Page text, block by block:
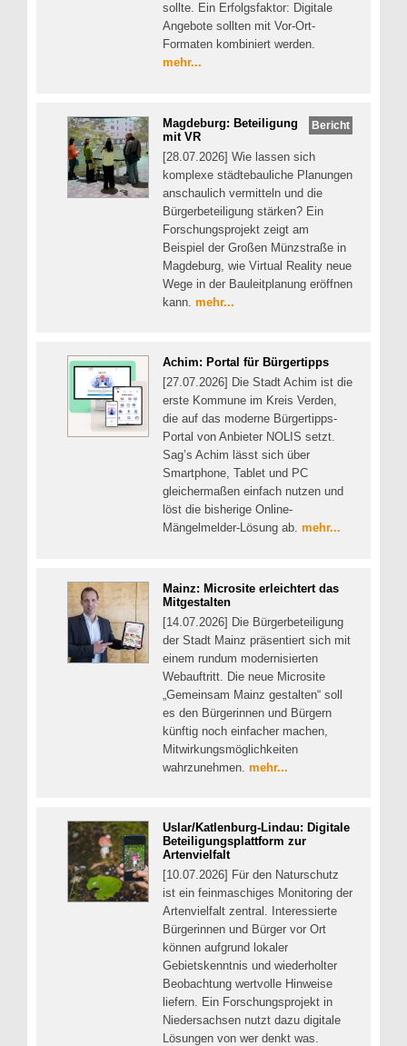
sollte. Ein Erfolgsfaktor: Digitale
Angebote sollten mit Vor-Ort-
Formaten kombiniert werden.
mehr...
Bericht
Magdeburg: Beteiligung
mit VR
[28.07.2026] Wie lassen sich
komplexe städtebauliche Planungen
anschaulich vermitteln und die
Bürgerbeteiligung stärken? Ein
Forschungsprojekt zeigt am
Beispiel der Großen Münzstraße in
Magdeburg, wie Virtual Reality neue
Wege in der Bauleitplanung eröffnen
kann. mehr...
Achim: Portal für Bürgertipps
[27.07.2026] Die Stadt Achim ist die
erste Kommune im Kreis Verden,
die auf das moderne Bürgertipps-
Portal von Anbieter NOLIS setzt.
Sag’s Achim lässt sich über
Smartphone, Tablet und PC
gleichermaßen einfach nutzen und
löst die bisherige Online-
Mängelmelder-Lösung ab. mehr...
Mainz: Microsite erleichtert das
Mitgestalten
[14.07.2026] Die Bürgerbeteiligung
der Stadt Mainz präsentiert sich mit
einem rundum modernisierten
Webauftritt. Die neue Microsite
„Gemeinsam Mainz gestalten“ soll
es den Bürgerinnen und Bürgern
künftig noch einfacher machen,
Mitwirkungsmöglichkeiten
wahrzunehmen. mehr...
Uslar/Katlenburg-Lindau: Digitale
Beteiligungsplattform zur
Artenvielfalt
[10.07.2026] Für den Naturschutz
ist ein feinmaschiges Monitoring der
Artenvielfalt zentral. Interessierte
Bürgerinnen und Bürger vor Ort
können aufgrund lokaler
Gebietskenntnis und wiederholter
Beobachtung wertvolle Hinweise
liefern. Ein Forschungsprojekt in
Niedersachsen nutzt dazu digitale
Lösungen von wer denkt was.